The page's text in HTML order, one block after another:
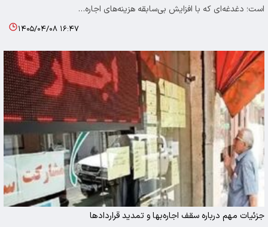
است؛ دغدغه‌ای که با افزایش بی‌سابقه هزینه‌های اجاره…
۱۴۰۵/۰۴/۰۸ ۱۶:۴۷
جزئیات مهم درباره سقف اجاره‌بها و تمدید قرارداد‌ها